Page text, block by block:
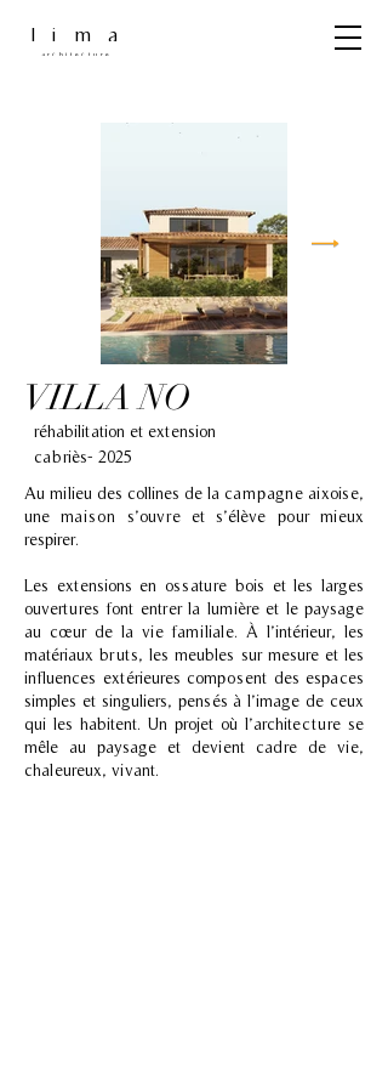
lima
architecture
VILLA NO
réhabilitation et extension
cabriès- 2025
Au milieu des collines de la campagne aixoise,
une maison s’ouvre et s’élève pour mieux
respirer.
Les extensions en ossature bois et les larges
ouvertures font entrer la lumière et le paysage
au cœur de la vie familiale. À l’intérieur, les
matériaux bruts, les meubles sur mesure et les
influences extérieures composent des espaces
simples et singuliers, pensés à l’image de ceux
qui les habitent. Un projet où l’architecture se
mêle au paysage et devient cadre de vie,
chaleureux, vivant.